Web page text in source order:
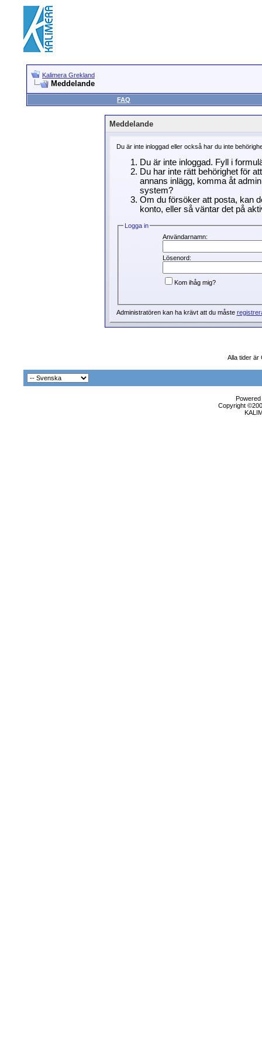
Kalimera Grekland
Meddelande
FAQ
Meddelande
Du är inte inloggad eller också har du inte
Du är inte inloggad. Fyll i
Du har inte rätt behörighet för
annans inlägg, komma åt
system?
Om du försöker att posta, kan
konto, eller så väntar det på
Logga in
Användarnamn:
Lösenord:
Kom ihåg mig?
Administratören kan ha krävt att du måste
Alla tider är
Copyright